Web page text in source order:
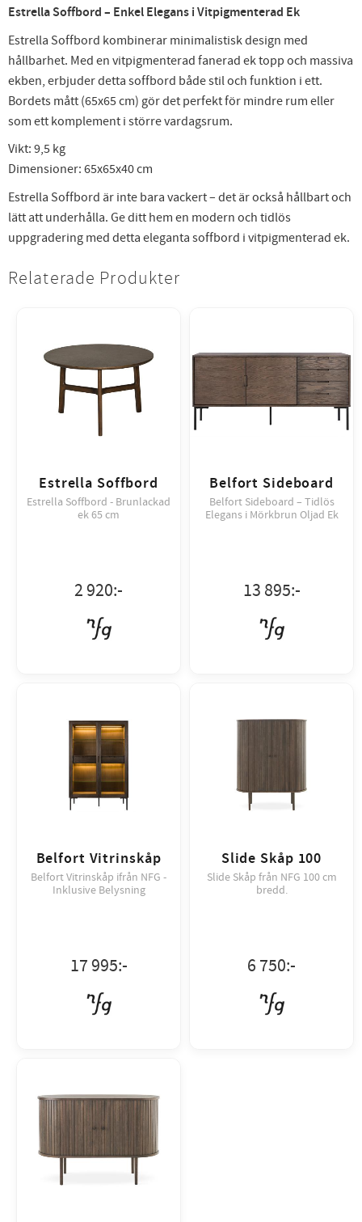
Estrella Soffbord – Enkel Elegans i Vitpigmenterad Ek
Estrella Soffbord kombinerar minimalistisk design med
hållbarhet. Med en vitpigmenterad fanerad ek topp och massiva
ekben, erbjuder detta soffbord både stil och funktion i ett.
Bordets mått (65x65 cm) gör det perfekt för mindre rum eller
som ett komplement i större vardagsrum.
Vikt: 9,5 kg
Dimensioner: 65x65x40 cm
Estrella Soffbord är inte bara vackert – det är också hållbart och
lätt att underhålla. Ge ditt hem en modern och tidlös
uppgradering med detta eleganta soffbord i vitpigmenterad ek.
Relaterade Produkter
Estrella Soffbord
Estrella Soffbord - Brunlackad
ek 65 cm
2 920:-
Belfort Sideboard
Belfort Sideboard – Tidlös
Elegans i Mörkbrun Oljad Ek
13 895:-
Belfort Vitrinskåp
Belfort Vitrinskåp ifrån NFG -
Inklusive Belysning
17 995:-
Slide Skåp 100
Slide Skåp från NFG 100 cm
bredd.
6 750:-